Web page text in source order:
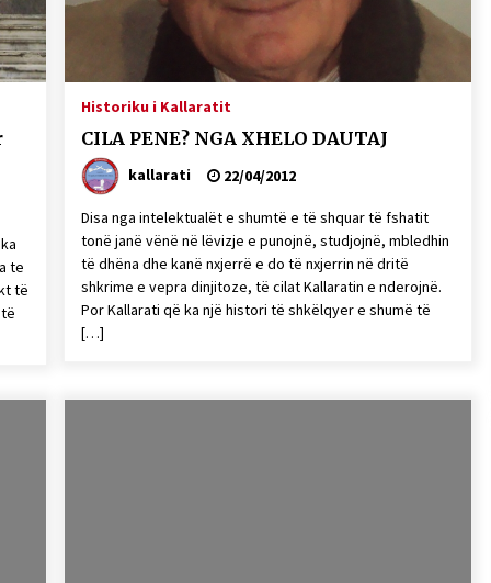
Gazeta Kallarati nr. 117
03/05/2026
Gazeta Kallarati nr. 115
14/10/2025
– ËNGJËLL HASIMAJ – “KUJTIMET E
MIA PËR KALLARATIN SI MËSUES I
MATEMATIKËS, POR EDHE SI NJË
BANOR I PËRKOHSHËM I TIJ”
12/09/2025
te
të
Historiku i Kallaratit
CILA PENE? NGA XHELO DAUTAJ
kallarati 22/04/2012
Disa nga intelektualët e shumtë e të shquar të fshatit
tonë janë vënë në lëvizje e punojnë, studjojnë, mbledhin
të dhëna dhe kanë nxjerrë e do të nxjerrin në dritë
shkrime e vepra dinjitoze, të cilat Kallaratin e nderojnë.
Por Kallarati që ka një histori të shkëlqyer e shumë të
[…]